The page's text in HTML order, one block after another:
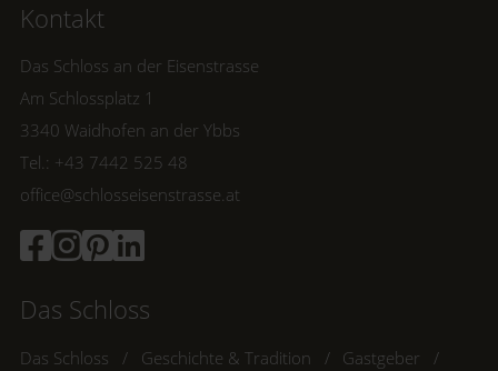
Kontakt
Das Schloss an der Eisenstrasse
Am Schlossplatz 1
3340 Waidhofen an der Ybbs
Tel.: +43 7442 525 48
office@schlosseisenstrasse.at
Das Schloss
Das Schloss Geschichte & Tradition
Gastgeber